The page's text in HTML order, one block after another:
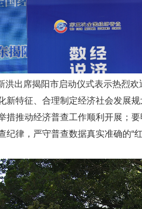
出席揭阳市启动仪式表示热烈欢
新特征、合理制定经济社会发展
措推动经济普查工作顺利开展；
纪律，严守普查数据真实准确的